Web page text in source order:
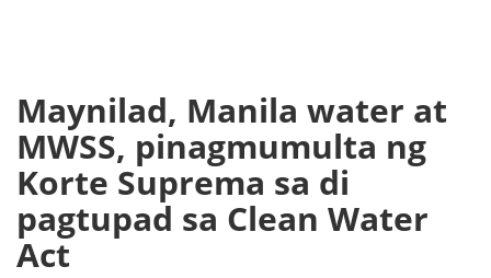
Maynilad, Manila water at
MWSS, pinagmumulta ng
Korte Suprema sa di
pagtupad sa Clean Water
Act